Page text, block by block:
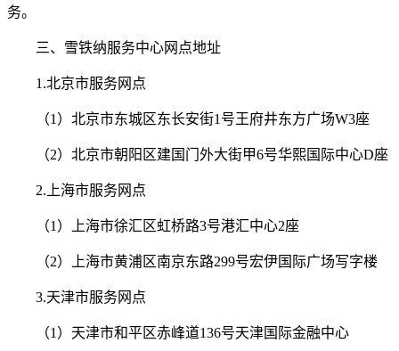
务。
三、雪铁纳服务中心网点地址
1.北京市服务网点
（1）北京市东城区东长安街1号王府井东方广场W3座
（2）北京市朝阳区建国门外大街甲6号华熙国际中心D座
2.上海市服务网点
（1）上海市徐汇区虹桥路3号港汇中心2座
（2）上海市黄浦区南京东路299号宏伊国际广场写字楼
3.天津市服务网点
（1）天津市和平区赤峰道136号天津国际金融中心